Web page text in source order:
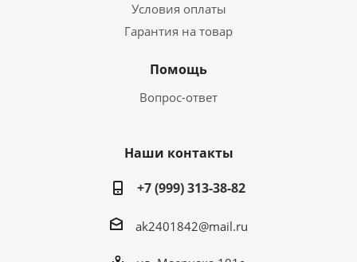
Условия оплаты
Гарантия на товар
Помощь
Вопрос-ответ
Наши контакты
+7 (999) 313-38-82
ak2401842@mail.ru